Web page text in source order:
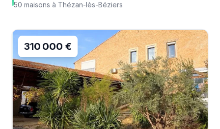
50 maisons à Thézan-lès-Béziers
310 000 €